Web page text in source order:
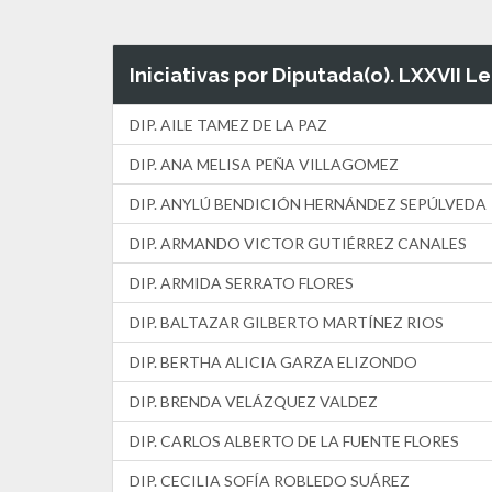
Iniciativas por Diputada(o). LXXVII
DIP. AILE TAMEZ DE LA PAZ
DIP. ANA MELISA PEÑA VILLAGOMEZ
DIP. ANYLÚ BENDICIÓN HERNÁNDEZ SEPÚLVEDA
DIP. ARMANDO VICTOR GUTIÉRREZ CANALES
DIP. ARMIDA SERRATO FLORES
DIP. BALTAZAR GILBERTO MARTÍNEZ RIOS
DIP. BERTHA ALICIA GARZA ELIZONDO
DIP. BRENDA VELÁZQUEZ VALDEZ
DIP. CARLOS ALBERTO DE LA FUENTE FLORES
DIP. CECILIA SOFÍA ROBLEDO SUÁREZ